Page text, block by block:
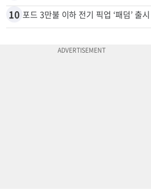
10 포드 3만불 이하 전기 픽업 ‘패덤’ 출시